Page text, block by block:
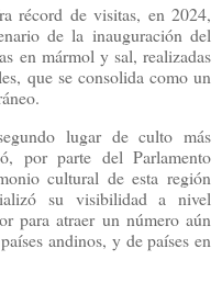
récord de visitas, en 2024,
de la inauguración del
en mármol y sal, realizadas
que se consolida como un
lugar de culto más
por parte del Parlamento
cultural de esta región
su visibilidad a nivel
para atraer un número aún
andinos, y de países en